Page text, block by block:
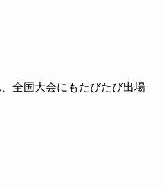
全国大会にもたびたび出場